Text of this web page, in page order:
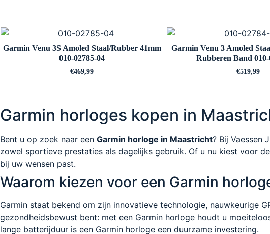
Garmin Venu 3S Amoled Staal/Rubber 41mm
010-02785-04
€469,99
Garmin Venu 3 Amoled
Rubberen Band 010-
€519,99
Garmin horloges kopen in
Bent u op zoek naar een Garmin horloge in Maastricht? Bij Vaessen
zowel sportieve prestaties als dagelijks gebruik. Of u nu kiest voor
bij uw wensen past.
Waarom kiezen voor een Garmin
Garmin staat bekend om zijn innovatieve technologie, nauwkeurige
gezondheidsbewust bent: met een Garmin horloge houdt u
lange batterijduur is een Garmin horloge een duurzame investering.